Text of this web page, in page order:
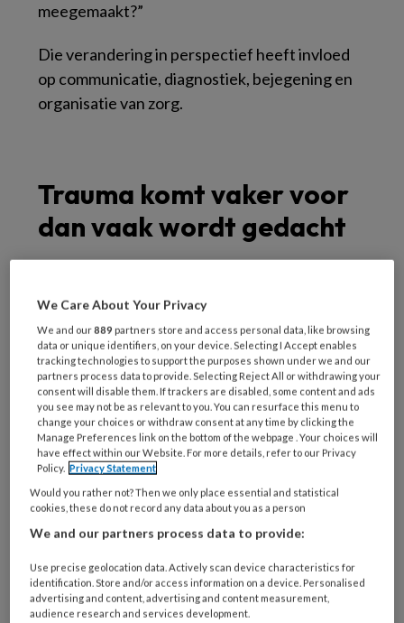
meegemaakt?”
Die verandering in perspectief heeft invloed
op communicatie, diagnostiek, bejegening en
organisatie van zorg.
Trauma komt vaker voor
dan vaak wordt gedacht
algemene bevolking relatief frequent. Het
gaat niet alleen om ernstig geweld of
oorlogservaringen, maar ook om:
emotionele verwaarlozing
huiselijk geweld
seksueel misbruik
medische trauma’s
verlieservaringen
opgroeien met psychiatrische problematiek
of verslaving in het gezin
Veel mensen ontwikkelen na dergelijke
We Care About Your Privacy
We and our889 partners store and access personal data, like browsing
data or unique identifiers, on your device. Selecting I Accept enables
tracking technologies to support the purposes shown under we and our
partners process data to provide. Selecting Reject All or withdrawing your
consent will disable them. If trackers are disabled, some content and ads
you see may not be as relevant to you. You can resurface this menu to
change your choices or withdraw consent at any time by clicking the
Manage Preferences link on the bottom of the webpage . Your choices will
have effect within our Website. For more details, refer to our Privacy
Policy. Privacy Statement
Would you rather not? Then we only place essential and statistical
cookies, these do not record any data about you as a person
We and our partners process data to provide:
Use precise geolocation data. Actively scan device characteristics for
identification. Store and/or access information on a device. Personalised
advertising and content, advertising and content measurement,
audience research and services development.